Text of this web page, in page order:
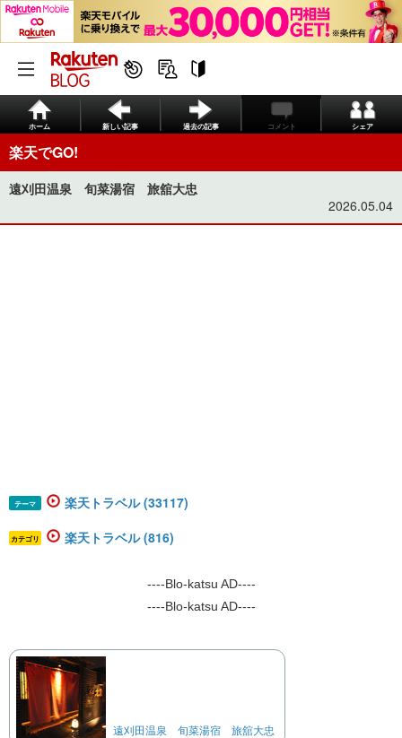
ホーム 新しい記事 過去の記事 コメント シェア
楽天でGO!
遠刈田温泉 旬菜湯宿 旅舘大忠
2026.05.04
テーマ 楽天トラベル (33117)
カテゴリ 楽天トラベル (816)
----Blo-katsu AD----
----Blo-katsu AD----
遠刈田温泉 旬菜湯宿 旅舘大忠